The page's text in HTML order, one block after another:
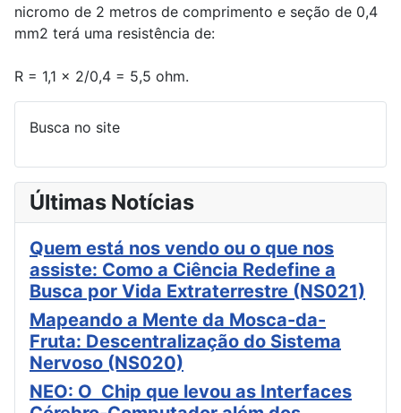
nicromo de 2 metros de comprimento e seção de 0,4
mm2 terá uma resistência de:
R = 1,1 x 2/0,4 = 5,5 ohm.
Busca no site
Últimas Notícias
Quem está nos vendo ou o que nos
assiste: Como a Ciência Redefine a
Busca por Vida Extraterrestre (NS021)
Mapeando a Mente da Mosca-da-
Fruta: Descentralização do Sistema
Nervoso (NS020)
NEO: O Chip que levou as Interfaces